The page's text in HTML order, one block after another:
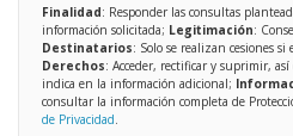
Finalidad: Responder las consultas
información solicitada; Legitimación:
Destinatarios: Solo se realizan cesiones
Derechos: Acceder, rectificar y suprimir, así
indica en la información adicional;
consultar la información completa de
de Privacidad